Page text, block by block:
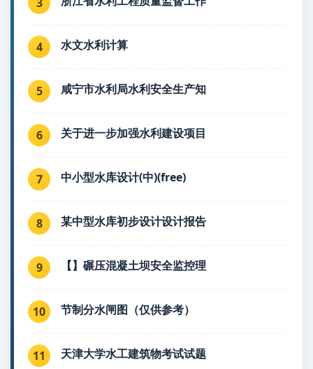
4 水文水利计算
5 咸宁市水利局水利安全生产知
6 关于进一步加强水利建设项目
7 中小型水库设计(中)(free)
8 某中型水库初步设计设计报告
9 【】碾压混凝土坝安全监控理
10 节制分水闸图（仅供参考）
11 天津大学水工建筑物考试试题